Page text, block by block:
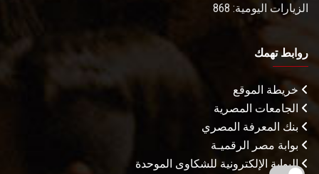
الزيارات اليومية: 868
روابط تهمك
خريطة الموقع
الجامعات المصرية
بنك المعرفة المصري
بوابة مصر الرقميـة
البوابة الإلكترونية للشكاوى الموحدة